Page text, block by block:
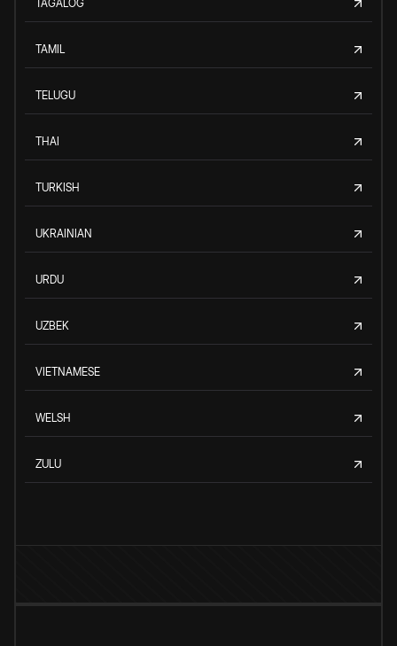
TAGALOG
TAMIL
TELUGU
THAI
TURKISH
UKRAINIAN
URDU
UZBEK
VIETNAMESE
WELSH
ZULU